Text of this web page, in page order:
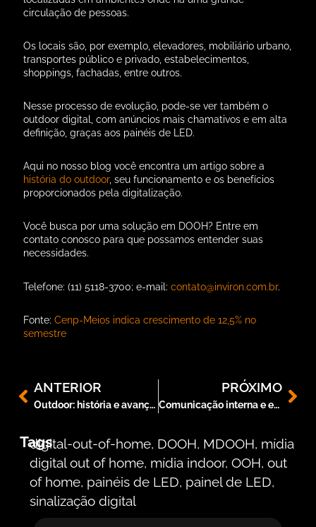
circulação de pessoas.
Os locais são, por exemplo, elevadores, mobiliário urbano,
transportes público e privado, estabelecimentos,
shoppings, fachadas, entre outros.
Nesse processo de evolução, pode-se ver também o
outdoor digital, com anúncios mais chamativos e em alta
definição, graças aos painéis de LED.
Aqui no nosso blog você encontra um artigo sobre a
história do outdoor, seu funcionamento e os benefícios
proporcionados pela digitalização.
Você busca por uma solução em DOOH? Entre em
contato conosco para que possamos entender suas
necessidades.
Telefone: (11) 5118-3700; e-mail:contato@inviron.com.br.
Fonte:Cenp-Meios indica crescimento de 12,5% no
semestre
ANTERIOR
Outdoor: história e avanços até o digital
PRÓXIMO
Comunicação interna e endomarketing com TV corporativa
Tags
digital-out-of-home, DOOH, MDOOH, mídia
digital out of home, mídia indoor, OOH, out
of home, painéis de LED, painel de LED,
sinalização digital